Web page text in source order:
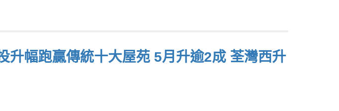
升幅跑贏傳統十大屋苑 5月升逾2成 荃灣西升